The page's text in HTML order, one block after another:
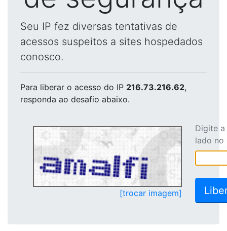
Seu IP fez diversas tentativas de
acessos suspeitos a sites hospedados
conosco.
Para liberar o acesso do IP 216.73.216.62,
responda ao desafio abaixo.
[trocar imagem]
Digite
lado no